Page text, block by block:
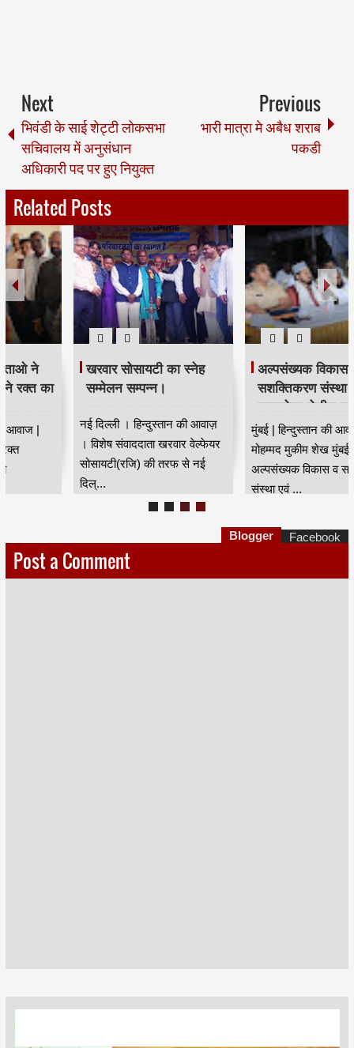
Next
भिवंडी के साई शेट्टी लोकसभा
सचिवालय में अनुसंधान
अधिकारी पद पर हुए नियुक्त
Previous
भारी मात्रा मे अबैध शराब
पकडी
Related Posts
खरवार सोसायटी का स्नेह
सम्मेलन सम्पन्न।
नई दिल्ली । हिन्दुस्तान की आवाज़
। विशेष संवाददाता खरवार वेल्फेयर
सोसायटी(रजि) की तरफ से नई
अल्पसंख्यक विकास व
सशक्तिकरण संस्था व
घाटकोपर पोलीस ठाणे के
संयुक्त तत्वावधान में नशा
मुक्ति अभियान
मुंबई | हिन्दुस्तान की आवाज |
मोहम्मद मुकीम शेख मुंबई,
अल्पसंख्यक विकास व सशक्तिकरण
Post a Comment
Blogger Facebook